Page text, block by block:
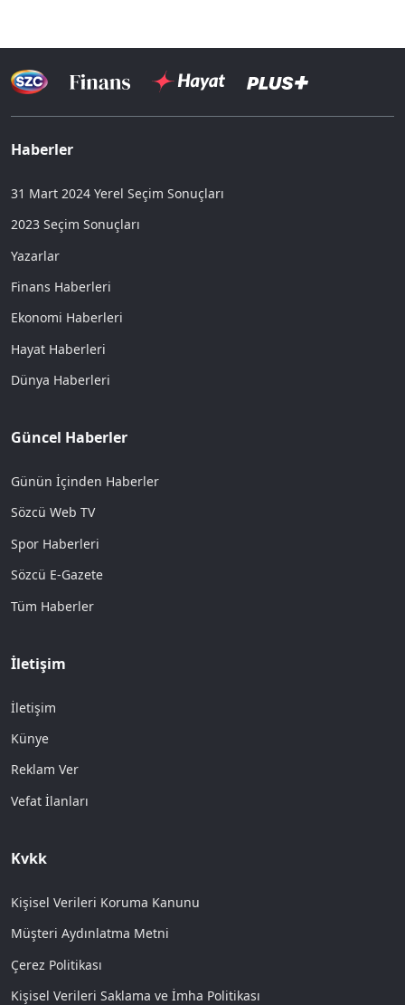
Haberler
31 Mart 2024 Yerel Seçim Sonuçları
2023 Seçim Sonuçları
Yazarlar
Finans Haberleri
Ekonomi Haberleri
Hayat Haberleri
Dünya Haberleri
Güncel Haberler
Günün İçinden Haberler
Sözcü Web TV
Spor Haberleri
Sözcü E-Gazete
Tüm Haberler
İletişim
İletişim
Künye
Reklam Ver
Vefat İlanları
Kvkk
Kişisel Verileri Koruma Kanunu
Müşteri Aydınlatma Metni
Çerez Politikası
Kişisel Verileri Saklama ve İmha Politikası